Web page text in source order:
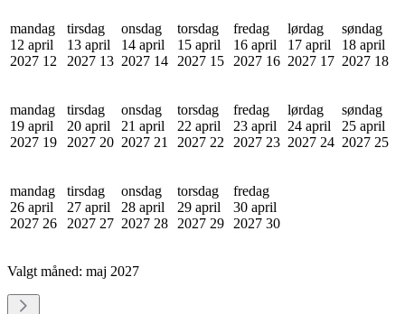
mandag
12 april
2027 12
tirsdag
13 april
2027 13
onsdag
14 april
2027 14
torsdag
15 april
2027 15
fredag
16 april
2027 16
lørdag
17 april
2027 17
søndag
18 april
2027 18
mandag
19 april
2027 19
tirsdag
20 april
2027 20
onsdag
21 april
2027 21
torsdag
22 april
2027 22
fredag
23 april
2027 23
lørdag
24 april
2027 24
søndag
25 april
2027 25
mandag
26 april
2027 26
tirsdag
27 april
2027 27
onsdag
28 april
2027 28
torsdag
29 april
2027 29
fredag
30 april
2027 30
Valgt måned: maj 2027